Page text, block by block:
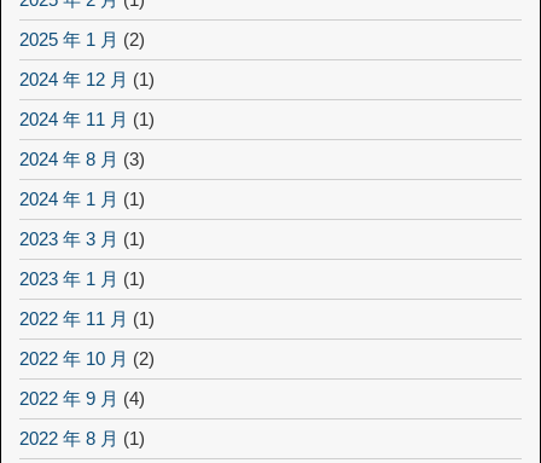
2025 年 1 月 (2)
2024 年 12 月 (1)
2024 年 11 月 (1)
2024 年 8 月 (3)
2024 年 1 月 (1)
2023 年 3 月 (1)
2023 年 1 月 (1)
2022 年 11 月 (1)
2022 年 10 月 (2)
2022 年 9 月 (4)
2022 年 8 月 (1)